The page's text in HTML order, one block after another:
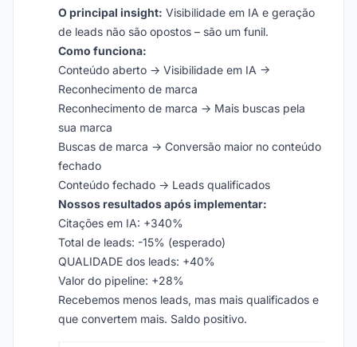
O principal insight: Visibilidade em IA e geração
de leads não são opostos – são um funil.
Como funciona:
Conteúdo aberto → Visibilidade em IA →
Reconhecimento de marca
Reconhecimento de marca → Mais buscas pela
sua marca
Buscas de marca → Conversão maior no conteúdo
fechado
Conteúdo fechado → Leads qualificados
Nossos resultados após implementar:
Citações em IA: +340%
Total de leads: -15% (esperado)
QUALIDADE dos leads: +40%
Valor do pipeline: +28%
Recebemos menos leads, mas mais qualificados e
que convertem mais. Saldo positivo.